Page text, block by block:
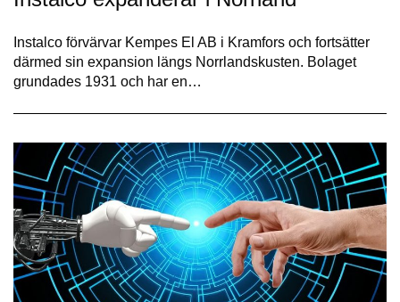
Instalco förvärvar Kempes El AB i Kramfors och fortsätter
därmed sin expansion längs Norrlandskusten. Bolaget
grundades 1931 och har en…